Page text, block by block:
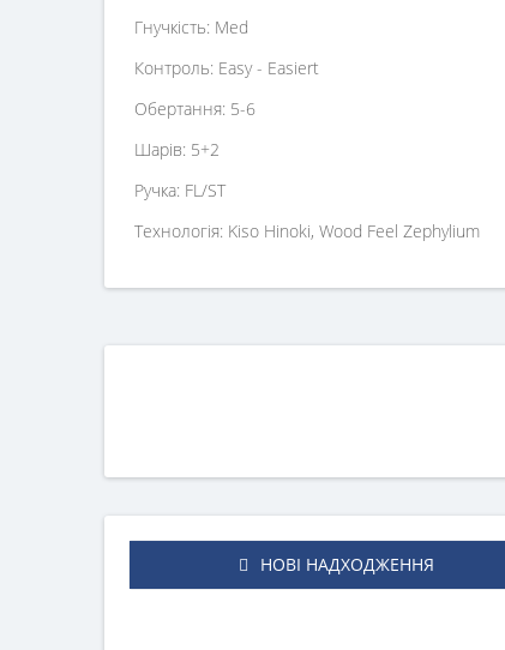
Гнучкість: Med
Контроль: Easy - Easiert
Обертання: 5-6
Шарів: 5+2
Ручка: FL/ST
Технологія: Kiso Hinoki, Wood Feel Zephylium
НОВІ НАДХОДЖЕННЯ